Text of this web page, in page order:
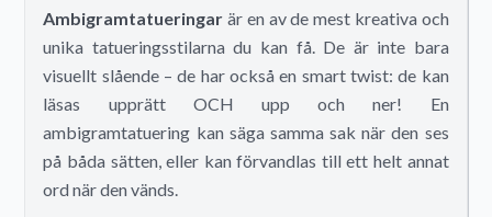
Ambigramtatueringar är en av de mest kreativa och
unika tatueringsstilarna du kan få. De är inte bara
visuellt slående – de har också en smart twist: de kan
läsas upprätt OCH upp och ner! En
ambigramtatuering kan säga samma sak när den ses
på båda sätten, eller kan förvandlas till ett helt annat
ord när den vänds.